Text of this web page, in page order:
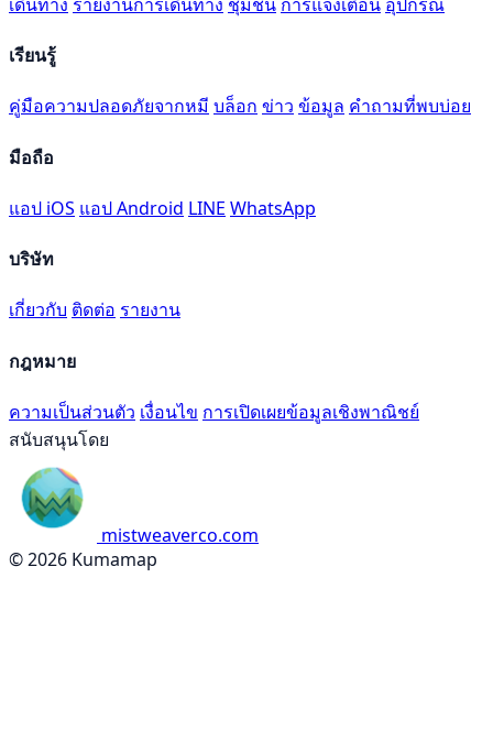
เรียนรู้
คู่มือความปลอดภัยจากหมี บล็อก ข่าว ข้อมูล คำถามที่พบบ่อย
มือถือ
แอป iOS แอป Android LINE WhatsApp
บริษัท
เกี่ยวกับ ติดต่อ รายงาน
กฎหมาย
ความเป็นส่วนตัว เงื่อนไข การเปิดเผยข้อมูลเชิงพาณิชย์
สนับสนุนโดย
mistweaverco.com
© 2026 Kumamap